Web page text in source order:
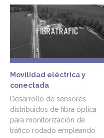
Movilidad eléctrica y
conectada
Desarrollo de sensores
distribuidos de fibra óptica
para monitorización de
tráfico rodado empleando